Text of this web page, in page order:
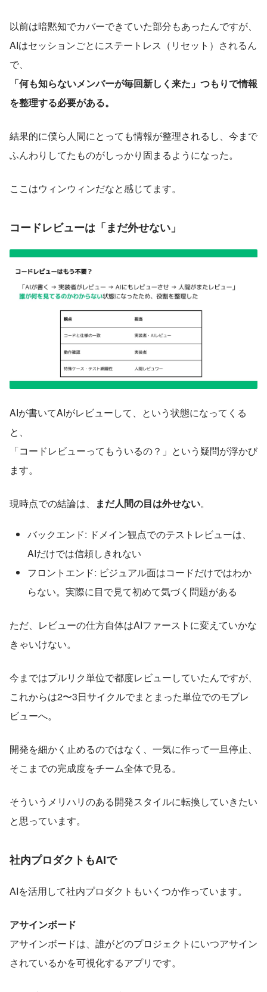
以前は暗黙知でカバーできていた部分もあったんですが、
AIはセッションごとにステートレス（リセット）されるん
で、
「何も知らないメンバーが毎回新しく来た」つもりで情報
を整理する必要がある。
結果的に僕ら人間にとっても情報が整理されるし、今まで
ふんわりしてたものがしっかり固まるようになった。
ここはウィンウィンだなと感じてます。
コードレビューは「まだ外せない」
AIが書いてAIがレビューして、という状態になってくる
と、
「コードレビューってもういるの？」という疑問が浮かび
ます。
現時点での結論は、 まだ人間の目は外せない。
バックエンド: ドメイン観点でのテストレビューは、
AIだけでは信頼しきれない
フロントエンド: ビジュアル面はコードだけではわか
らない。実際に目で見て初めて気づく問題がある
ただ、レビューの仕方自体はAIファーストに変えていかな
きゃいけない。
今まではプルリク単位で都度レビューしていたんですが、
これからは2〜3日サイクルでまとまった単位でのモブレ
ビューへ。
開発を細かく止めるのではなく、一気に作って一旦停止、
そこまでの完成度をチーム全体で見る。
そういうメリハリのある開発スタイルに転換していきたい
と思っています。
社内プロダクトもAIで
AIを活用して社内プロダクトもいくつか作っています。
アサインボード
アサインボードは、誰がどのプロジェクトにいつアサイン
されているかを可視化するアプリです。